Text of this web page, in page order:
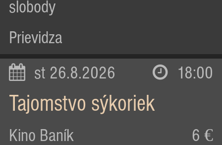
slobody
Prievidza
st 26.8.2026 18:00
Tajomstvo sýkoriek
Kino Baník 6 €